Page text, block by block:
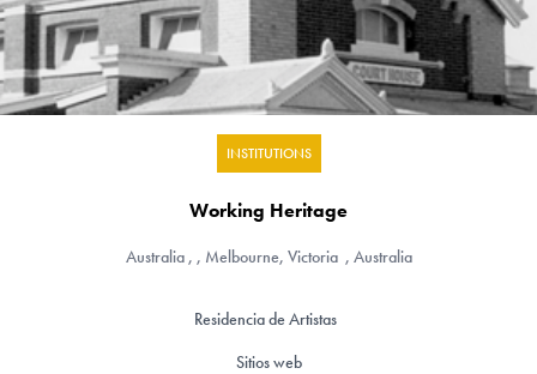
INSTITUTIONS
Working Heritage
Australia, , Melbourne, Victoria , Australia
Residencia de Artistas
Sitios web